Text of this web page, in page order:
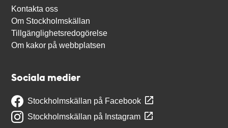
Kontakta oss
Om Stockholmskällan
Tillgänglighetsredogörelse
Om kakor på webbplatsen
Sociala medier
Stockholmskällan på Facebook
Stockholmskällan på Instagram